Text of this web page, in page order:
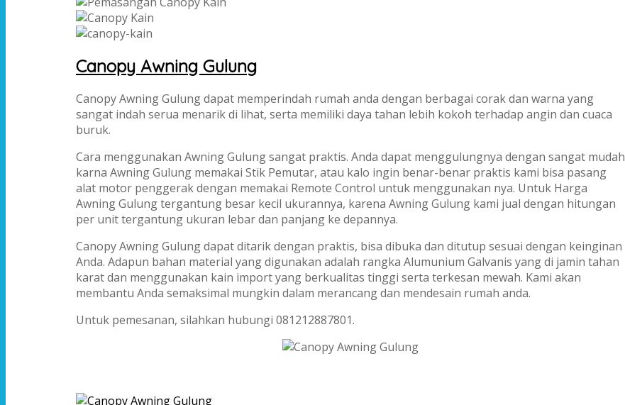
Canopy Awning Gulung
Canopy Awning Gulung dapat memperindah rumah anda dengan berbagai corak dan warna yang
sangat indah serua menarik di lihat, serta memiliki daya tahan lebih kokoh terhadap angin dan cuaca
buruk.
Cara menggunakan Awning Gulung sangat praktis. Anda dapat menggulungnya dengan sangat mudah
karna Awning Gulung memakai Stik Pemutar, atau kalo ingin benar-benar praktis kami bisa pasang
alat motor penggerak dengan memakai Remote Control untuk menggunakan nya. Untuk Harga
Awning Gulung tergantung besar kecil ukurannya, karena Awning Gulung kami jual dengan hitungan
per unit tergantung ukuran lebar dan panjang ke depannya.
Canopy Awning Gulung dapat ditarik dengan praktis, bisa dibuka dan ditutup sesuai dengan keinginan
Anda. Adapun bahan material yang digunakan adalah rangka Alumunium Galvanis yang di jamin tahan
karat dan menggunakan kain import yang berkualitas tinggi serta terkesan mewah. Kami akan
membantu Anda semaksimal mungkin dalam merancang dan mendesain rumah anda.
Untuk pemesanan, silahkan hubungi 081212887801.